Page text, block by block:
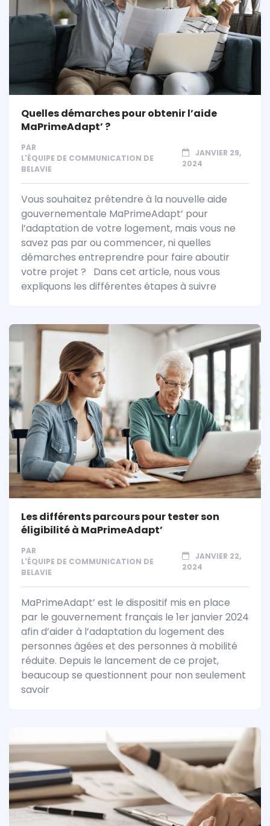
Quelles démarches pour obtenir l’aide
MaPrimeAdapt’ ?
PAR
L'ÉQUIPE DE COMMUNICATION DE
BELAVIE
JANVIER 29,
2024
Vous souhaitez prétendre à la nouvelle aide
gouvernementale MaPrimeAdapt’ pour
l’adaptation de votre logement, mais vous ne
savez pas par ou commencer, ni quelles
démarches entreprendre pour faire aboutir
votre projet ? Dans cet article, nous vous
expliquons les différentes étapes à suivre
Les différents parcours pour tester son
éligibilité à MaPrimeAdapt’
PAR
L'ÉQUIPE DE COMMUNICATION DE
BELAVIE
JANVIER 22,
2024
MaPrimeAdapt’ est le dispositif mis en place
par le gouvernement français le 1er janvier 2024
afin d’aider à l’adaptation du logement des
personnes âgées et des personnes à mobilité
réduite. Depuis le lancement de ce projet,
beaucoup se questionnent pour non seulement
savoir